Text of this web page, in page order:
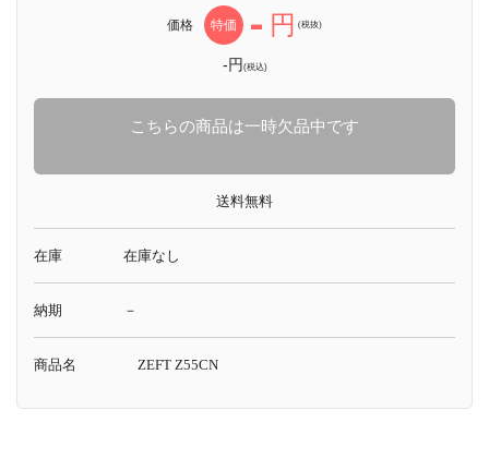
価格 特価 - 円 (税抜)
-円(税込)
こちらの商品は一時欠品中です
送料無料
在庫 在庫なし
納期 －
商品名 ZEFT Z55CN